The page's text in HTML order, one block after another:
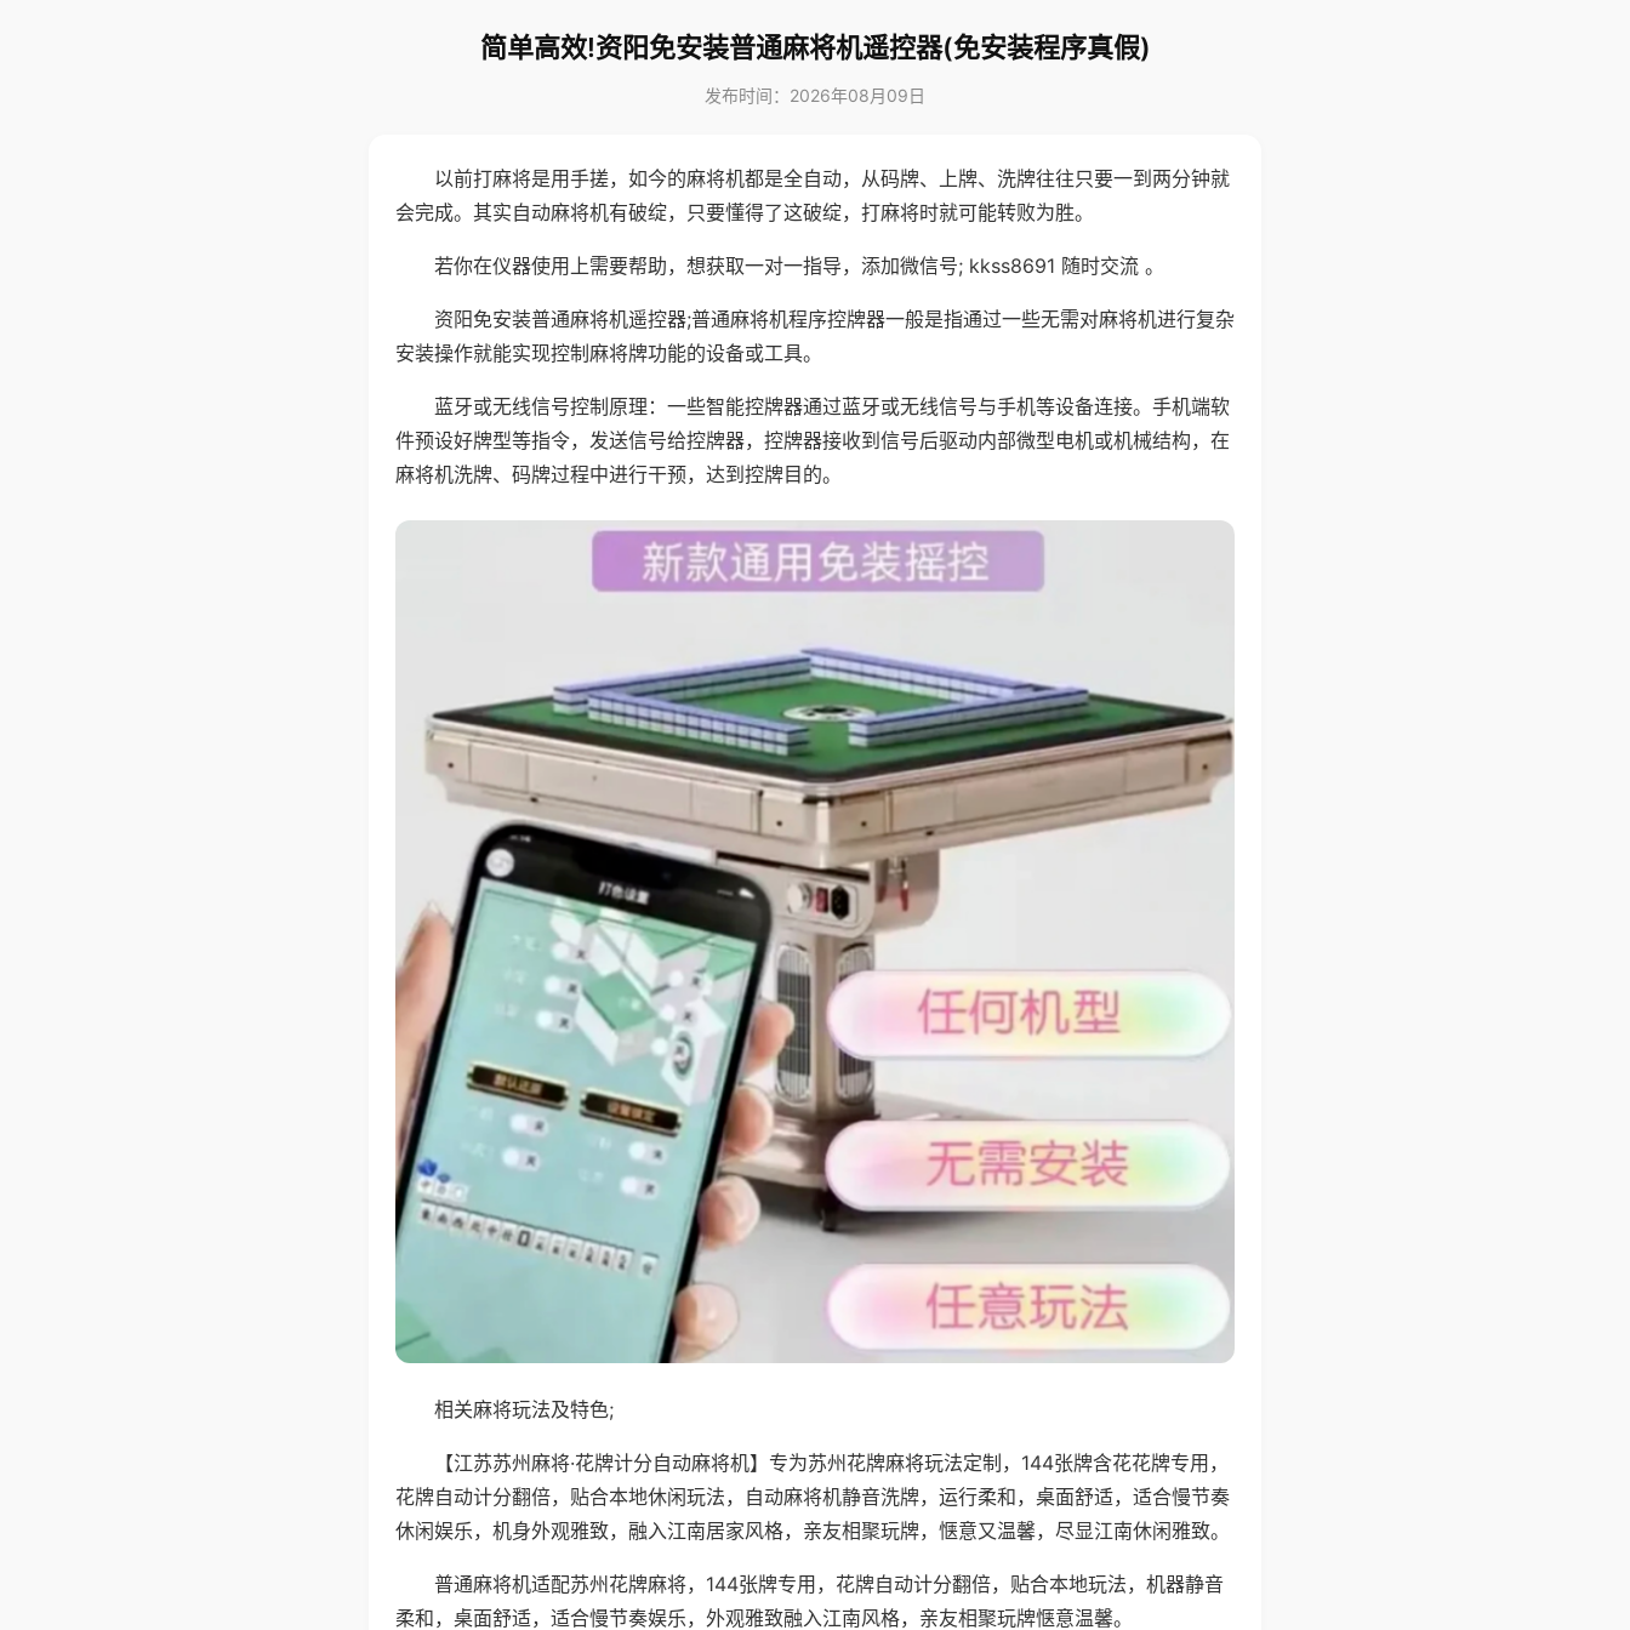
简单高效!资阳免安装普通麻将机遥控器(免安装程序真假)
发布时间：2026年08月09日
以前打麻将是用手搓，如今的麻将机都是全自动，从码牌、上牌、洗牌往往只要一到两分钟就
会完成。其实自动麻将机有破绽，只要懂得了这破绽，打麻将时就可能转败为胜。
若你在仪器使用上需要帮助，想获取一对一指导，添加微信号; kkss8691 随时交流 。
资阳免安装普通麻将机遥控器;普通麻将机程序控牌器一般是指通过一些无需对麻将机进行复杂
安装操作就能实现控制麻将牌功能的设备或工具。
蓝牙或无线信号控制原理：一些智能控牌器通过蓝牙或无线信号与手机等设备连接。手机端软
件预设好牌型等指令，发送信号给控牌器，控牌器接收到信号后驱动内部微型电机或机械结构，在
麻将机洗牌、码牌过程中进行干预，达到控牌目的。
相关麻将玩法及特色;
【江苏苏州麻将·花牌计分自动麻将机】专为苏州花牌麻将玩法定制，144张牌含花花牌专用，
花牌自动计分翻倍，贴合本地休闲玩法，自动麻将机静音洗牌，运行柔和，桌面舒适，适合慢节奏
休闲娱乐，机身外观雅致，融入江南居家风格，亲友相聚玩牌，惬意又温馨，尽显江南休闲雅致。
普通麻将机适配苏州花牌麻将，144张牌专用，花牌自动计分翻倍，贴合本地玩法，机器静音
柔和，桌面舒适，适合慢节奏娱乐，外观雅致融入江南风格，亲友相聚玩牌惬意温馨。